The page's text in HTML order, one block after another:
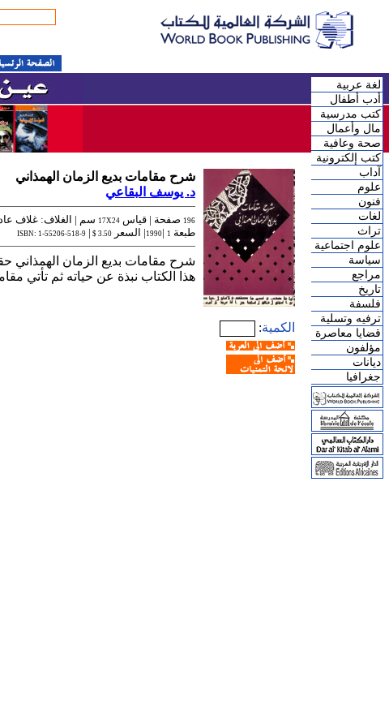
لغة عربية
أدب أطفال
كتب مدرسية
مال وأعمال
صحة وعافية
كتب إلكترونية
آداب
علوم
فنون
لغات
تراث
علوم اجتماعية
سياسة
مراجع
تاريخ
فلسفة
ترفيه وتسلية
قضايا معاصرة
مؤلفون
ديانات
جغرافيا
شرح مقامات بديع الزمان الهمذاني
د. يوسف البقاعي
196 صفحة | قياس 17X24 سم | الغلاف: غلاف
طبعة 1
|
1990 | السعر 3.50 $
|
ISBN: 1-55206-518-9
شرح مقامات بديع الزمان الهمذاني
هذا الكتاب نبذة عن حياته ثم تأتي
:الكمية